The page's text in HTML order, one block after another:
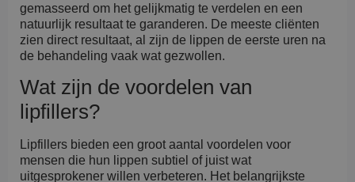
gemasseerd om het gelijkmatig te verdelen en een
natuurlijk resultaat te garanderen. De meeste cliënten
zien direct resultaat, al zijn de lippen de eerste uren na
de behandeling vaak wat gezwollen.
Wat zijn de voordelen van
lipfillers?
Lipfillers bieden een groot aantal voordelen voor
mensen die hun lippen subtiel of juist wat
uitgesprokener willen verbeteren. Het belangrijkste